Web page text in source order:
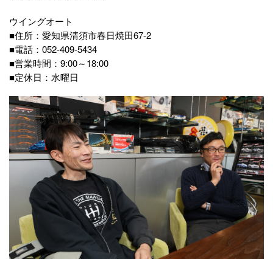
ウイングオート
■住所：愛知県清須市春日焼田67-2
■電話：052-409-5434
■営業時間：9:00～18:00
■定休日：水曜日